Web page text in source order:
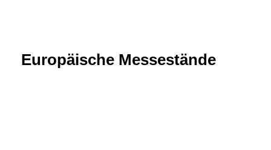
Europäische Messestände